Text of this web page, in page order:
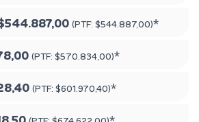
(PTF: $544.887,00)*
(PTF: $570.834,00)*
(PTF: $601.970,40)*